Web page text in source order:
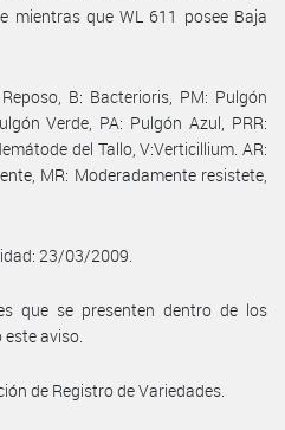
mientras que WL 611 posee Baja
B: Bacterioris, PM: Pulgón
Verde, PA: Pulgón Azul, PRR:
del Tallo, V:Verticillium. AR:
MR: Moderadamente resistete,
23/03/2009.
que se presenten dentro de los
aviso.
de Registro de Variedades.